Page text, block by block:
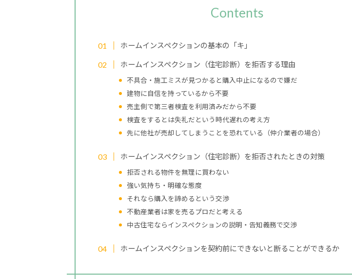
Contents
ホームインスペクションの基本の「キ」
ホームインスペクション（住宅診断）を拒否する理由
不具合・施工ミスが見つかると購入中止になるので嫌だ
建物に自信を持っているから不要
売主側で第三者検査を利用済みだから不要
検査をするとは失礼だという時代遅れの考え方
先に他社が売却してしまうことを恐れている（仲介業者の場合）
ホームインスペクション（住宅診断）を拒否されたときの対策
拒否される物件を無理に買わない
強い気持ち・明確な態度
それなら購入を諦めるという交渉
不動産業者は家を売るプロだと考える
中古住宅ならインスペクションの説明・告知義務で交渉
ホームインスペクションを契約前にできないと断ることができるか